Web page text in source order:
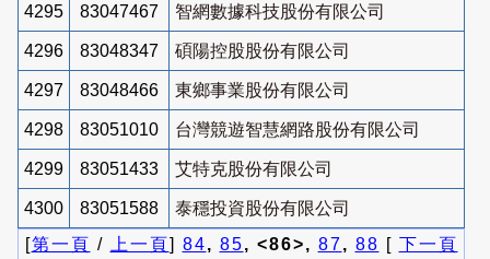
4295 83047467 智網數據科技股份有限公司
4296 83048347 碩陽控股股份有限公司
4297 83048466 東鄉事業股份有限公司
4298 83051010 台灣競遊智慧網路股份有限公司
4299 83051433 艾特克股份有限公司
4300 83051588
泰穩投資股份有限公司
[第一頁 / 上一頁] 84, 85, <86>, 87, 88 [ 下一頁